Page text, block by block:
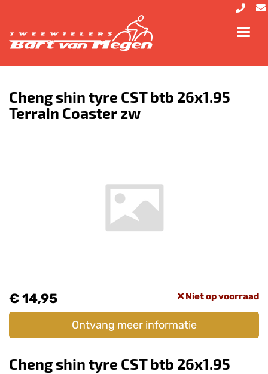
Cheng shin tyre CST btb 26x1.95
Terrain Coaster zw
€ 14,95 Niet op voorraad
Ontvang meer informatie
Cheng shin tyre CST btb 26x1.95